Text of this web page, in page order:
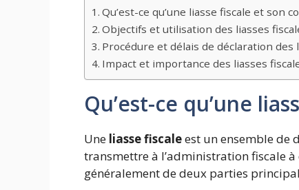
Qu’est-ce qu’une liasse fiscale et son
Objectifs et utilisation des liasses
Procédure et délais de déclaration des
Impact et importance des liasses
Qu’est-ce qu’une
Une liasse fiscaleest un ensemble de
transmettre à l’administration fiscale à
généralement de deux parties